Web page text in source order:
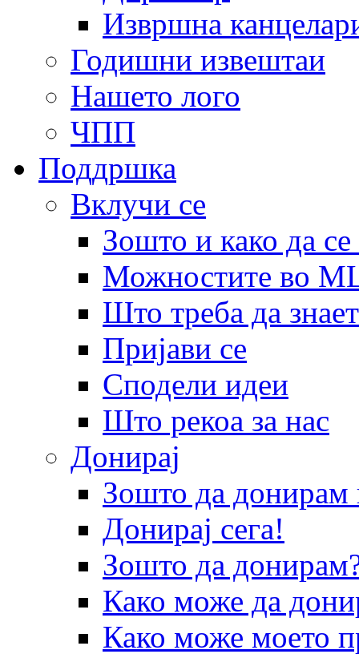
Извршна
Годишни извештаи
Нашето лого
ЧПП
Поддршка
Вклучи се
Зошто и како да
Можностите во
Што треба да
Пријави се
Сподели идеи
Што рекоа за нас
Донирај
Зошто да
Донирај сега!
Зошто да
Како може да
Како може моето